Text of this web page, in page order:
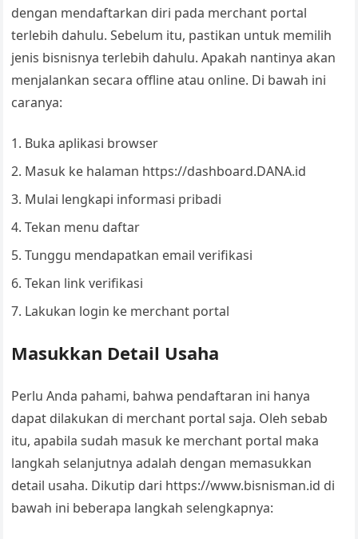
dengan mendaftarkan diri pada merchant portal
terlebih dahulu. Sebelum itu, pastikan untuk memilih
jenis bisnisnya terlebih dahulu. Apakah nantinya akan
menjalankan secara offline atau online. Di bawah ini
caranya:
Buka aplikasi browser
Masuk ke halaman https://dashboard.DANA.id
Mulai lengkapi informasi pribadi
Tekan menu daftar
Tunggu mendapatkan email verifikasi
Tekan link verifikasi
Lakukan login ke merchant portal
Masukkan Detail Usaha
Perlu Anda pahami, bahwa pendaftaran ini hanya
dapat dilakukan di merchant portal saja. Oleh sebab
itu, apabila sudah masuk ke merchant portal maka
langkah selanjutnya adalah dengan memasukkan
detail usaha. Dikutip dari https://www.bisnisman.id di
bawah ini beberapa langkah selengkapnya: